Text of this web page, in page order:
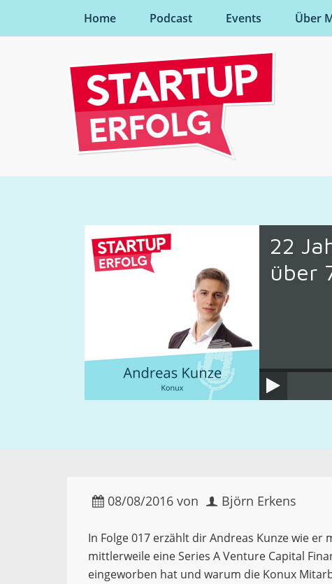
Home Podcast Events Über
22
über
08/08/2016 von Björn Erkens
In Folge 017 erzählt dir Andreas Kunze wie
mittlerweile eine Series A Venture Capital
eingeworben hat und warum die Konux